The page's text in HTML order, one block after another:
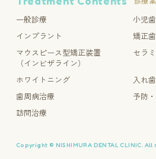
一般診療
小児
インプラント
矯正
マウスピース型矯正装置
（インビザライン）
セラ
ホワイトニング
入れ
歯周病治療
予防
訪問治療
Copyright © NISHIMURA DENTAL CLINIC.